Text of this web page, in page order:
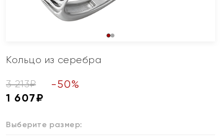
Кольцо из серебра
3 213₽ -50%
1 607₽
Выберите размер: